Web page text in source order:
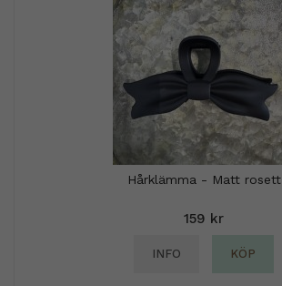
Hårklämma - Matt rosett
159 kr
INFO KÖP